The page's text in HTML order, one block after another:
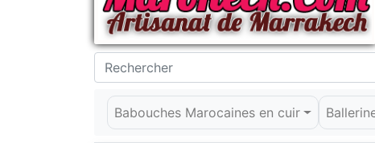
Babouches Marocaines en cuir